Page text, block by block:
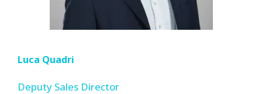
Luca Quadri
Deputy Sales Director